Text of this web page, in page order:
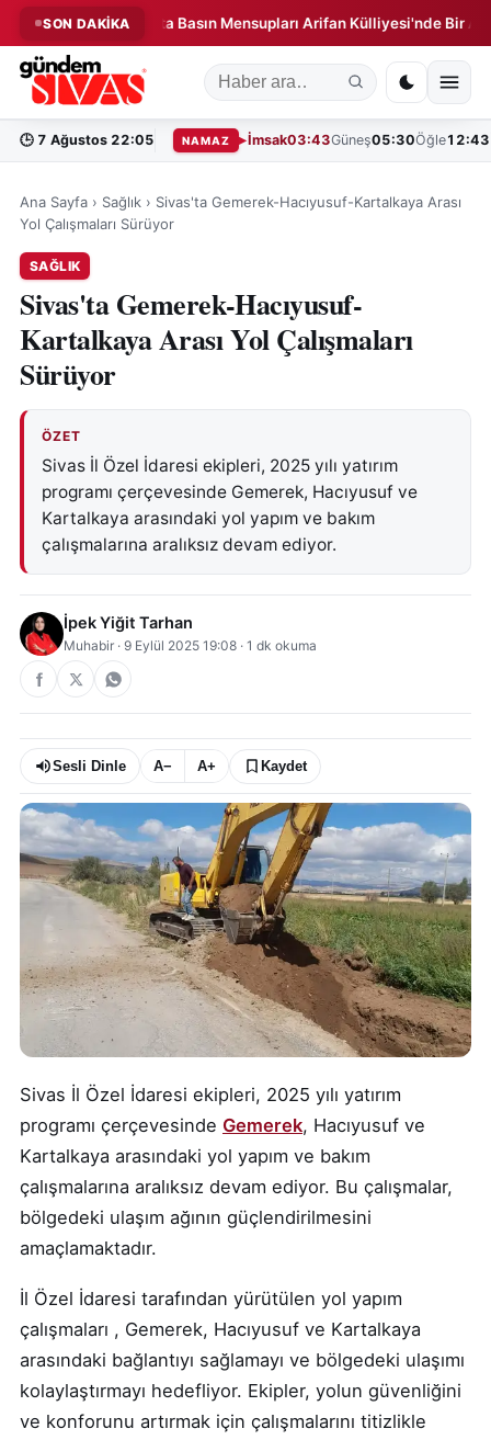
SON DAKİKA
◆ Sivas'ta Basın Mensupları Arifan Külliyesi'nde Bir Araya
🕒 7 Ağustos 22:05 NAMAZ İmsak03:43Güneş05:30Öğle12:43
Ana Sayfa › Sağlık › Sivas'ta Gemerek-Hacıyusuf-Kartalkaya Arası
Yol Çalışmaları Sürüyor
SAĞLIK
Sivas'ta Gemerek-Hacıyusuf-
Kartalkaya Arası Yol Çalışmaları
Sürüyor
ÖZET
Sivas İl Özel İdaresi ekipleri, 2025 yılı yatırım
programı çerçevesinde Gemerek, Hacıyusuf ve
Kartalkaya arasındaki yol yapım ve bakım
çalışmalarına aralıksız devam ediyor.
İpek Yiğit Tarhan
Muhabir · 9 Eylül 2025 19:08 · 1 dk okuma
Sesli Dinle A− A+ Kaydet
Sivas İl Özel İdaresi ekipleri, 2025 yılı yatırım
programı çerçevesinde Gemerek, Hacıyusuf ve
Kartalkaya arasındaki yol yapım ve bakım
çalışmalarına aralıksız devam ediyor. Bu çalışmalar,
bölgedeki ulaşım ağının güçlendirilmesini
amaçlamaktadır.
İl Özel İdaresi tarafından yürütülen yol yapım
çalışmaları , Gemerek, Hacıyusuf ve Kartalkaya
arasındaki bağlantıyı sağlamayı ve bölgedeki ulaşımı
kolaylaştırmayı hedefliyor. Ekipler, yolun güvenliğini
ve konforunu artırmak için çalışmalarını titizlikle